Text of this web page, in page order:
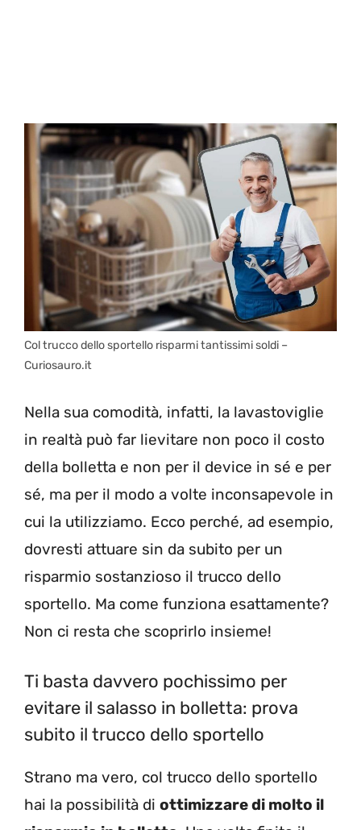
Col trucco dello sportello risparmi tantissimi soldi –
Curiosauro.it
Nella sua comodità, infatti, la lavastoviglie
in realtà può far lievitare non poco il costo
della bolletta e non per il device in sé e per
sé, ma per il modo a volte inconsapevole in
cui la utilizziamo. Ecco perché, ad esempio,
dovresti attuare sin da subito per un
risparmio sostanzioso il trucco dello
sportello. Ma come funziona esattamente?
Non ci resta che scoprirlo insieme!
Ti basta davvero pochissimo per
evitare il salasso in bolletta: prova
subito il trucco dello sportello
Strano ma vero, col trucco dello sportello
hai la possibilità di ottimizzare di molto il